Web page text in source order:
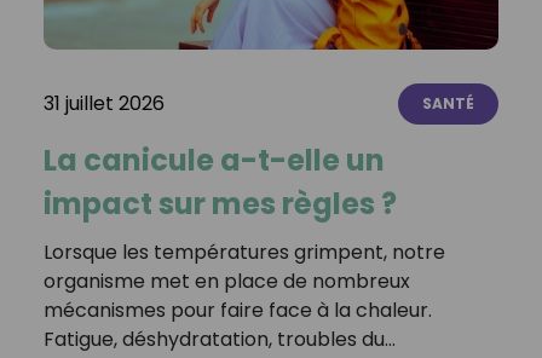
31 juillet 2026 SANTÉ
La canicule a-t-elle un
impact sur mes règles ?
Lorsque les températures grimpent, notre
organisme met en place de nombreux
mécanismes pour faire face à la chaleur.
Fatigue, déshydratation, troubles du…